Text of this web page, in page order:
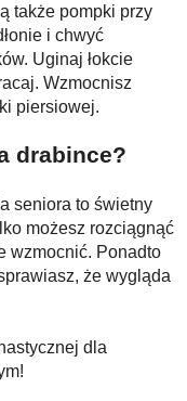
także pompki przy
i chwyć
Uginaj łokcie
Wzmocnisz
piersiowej.
drabince?
seniora to świetny
możesz rozciągnąć
wzmocnić. Ponadto
że wygląda
dla